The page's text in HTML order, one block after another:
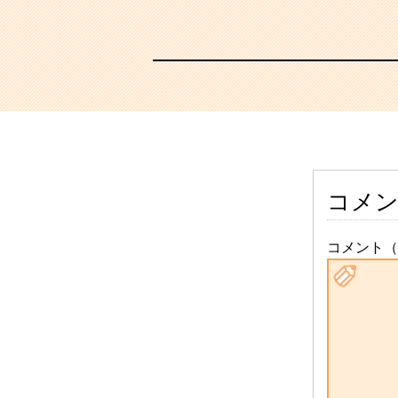
コメ
コメント（